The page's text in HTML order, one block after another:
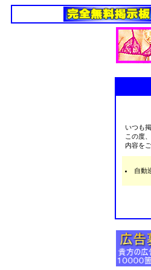
いつも
この度
内容を
自動